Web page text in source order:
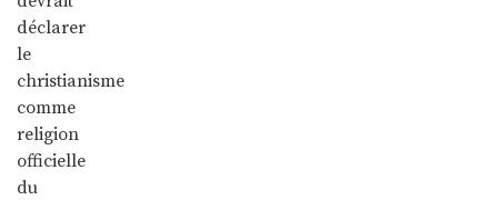
déclarer
le
christianisme
comme
religion
officielle
du